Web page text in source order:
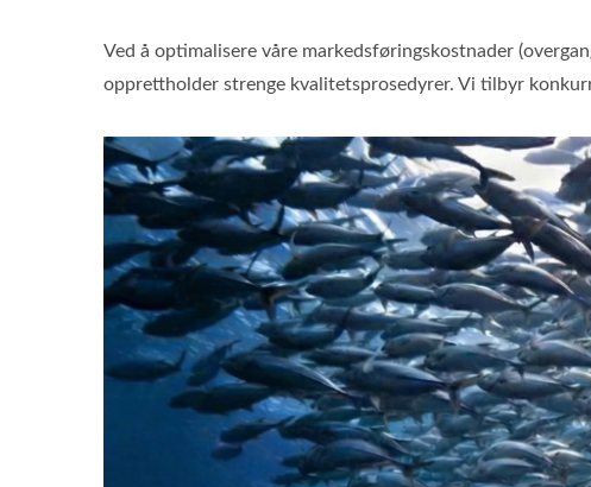
Ved å optimalisere våre markedsføringskostnader
opprettholder strenge kvalitetsprosedyrer. Vi tilbyr